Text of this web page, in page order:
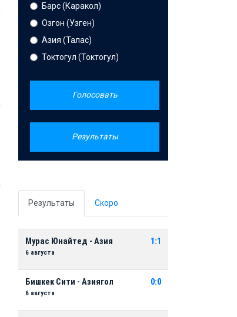
Барс (Каракол)
Озгон (Узген)
Азия (Талас)
Токтогул (Токтогул)
Голосовать
Результаты
Результаты Скоро
Мурас Юнайтед - Азия
6 августа
1:1
Бишкек Сити - Азиягол
6 августа
0:0